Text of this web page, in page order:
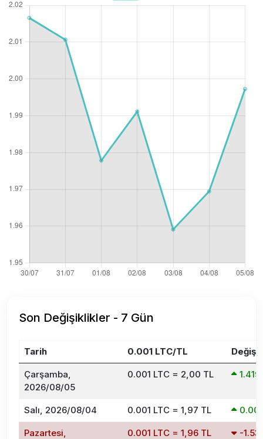
Son Değişiklikler - 7 Gün
Tarih 0.001 LTC/TL
Çarşamba,
2026/08/05
0.001 LTC = 2,00 TL
Salı, 2026/08/04 0.001 LTC = 1,97 TL
Pazartesi,
0.001 LTC = 1,96 TL -